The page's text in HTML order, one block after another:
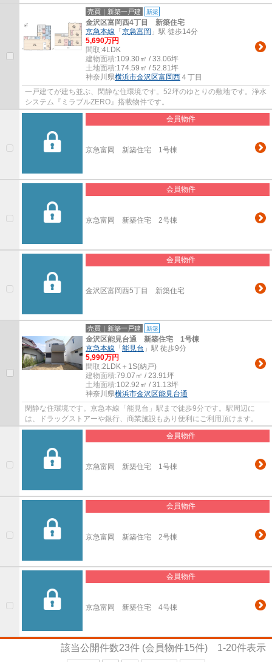
売買｜新築一戸建 新築
金沢区富岡西4丁目 新築住宅
京急本線 「 京急富岡 」駅 徒歩14分
5,690万円
間取:4LDK
建物面積:109.30㎡ / 33.06坪
土地面積:174.59㎡ / 52.81坪
神奈川県横浜市金沢区富岡西 ４丁目
一戸建てが建ち並ぶ、閑静な住環境です。52坪のゆとりの敷地です。浄水
システム『ミラブルZERO』搭載物件です。
会員物件
京急富岡 新築住宅 1号棟
会員物件
京急富岡 新築住宅 2号棟
会員物件
金沢区富岡西5丁目 新築住宅
売買｜新築一戸建 新築
金沢区能見台通 新築住宅 1号棟
京急本線 「 能見台 」駅 徒歩9分
5,990万円
間取:2LDK＋1S(納戸)
建物面積:79.07㎡ / 23.91坪
土地面積:102.92㎡ / 31.13坪
神奈川県横浜市金沢区能見台通
閑静な住環境です。京急本線「能見台」駅まで徒歩9分です。駅周辺に
は、ドラッグストアーや銀行、商業施設もあり便利にご利用頂けます。
会員物件
京急富岡 新築住宅 1号棟
会員物件
京急富岡 新築住宅 2号棟
会員物件
京急富岡 新築住宅 4号棟
該当公開件数23件 (会員物件15件) 1-20件表示